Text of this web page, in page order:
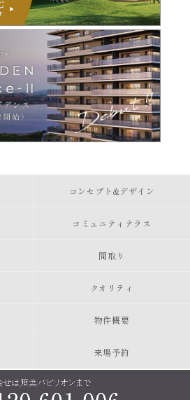
コンセプト&デザイン
コミュニティテラス
間取り
クオリティ
物件概要
来場予約